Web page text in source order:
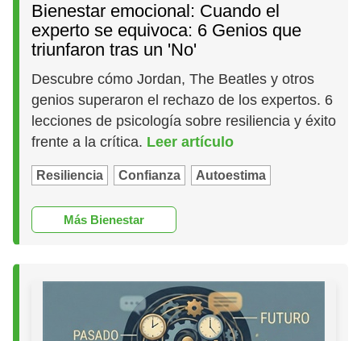
Bienestar emocional: Cuando el
experto se equivoca: 6 Genios que
triunfaron tras un 'No'
Descubre cómo Jordan, The Beatles y otros
genios superaron el rechazo de los expertos. 6
lecciones de psicología sobre resiliencia y éxito
frente a la crítica. Leer artículo
Resiliencia Confianza Autoestima
Más Bienestar